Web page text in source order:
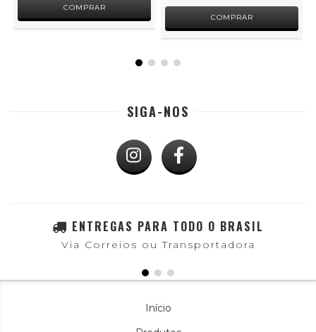
SIGA-NOS
ENTREGAS PARA TODO O BRASIL
Via Correios ou Transportadora
Início